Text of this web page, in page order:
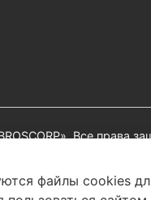
Все права
вн. тер. г.
файлы cookies